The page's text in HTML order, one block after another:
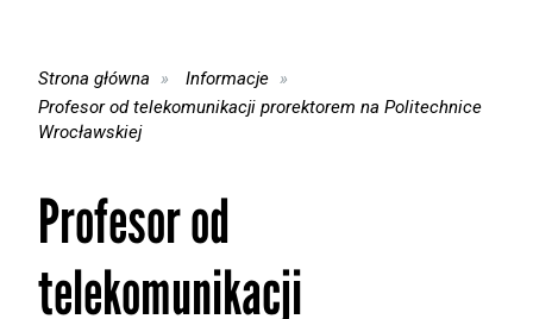
Strona główna
Informacje
Profesor od telekomunikacji prorektorem na Politechnice
Wrocławskiej
Profesor od
telekomunikacji